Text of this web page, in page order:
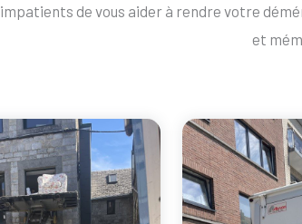
impatients de vous aider à rendre votre
et